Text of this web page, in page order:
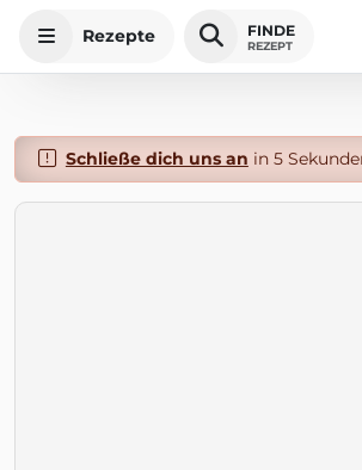
Rezepte FINDE
REZEPT
Schließe dich uns an in 5